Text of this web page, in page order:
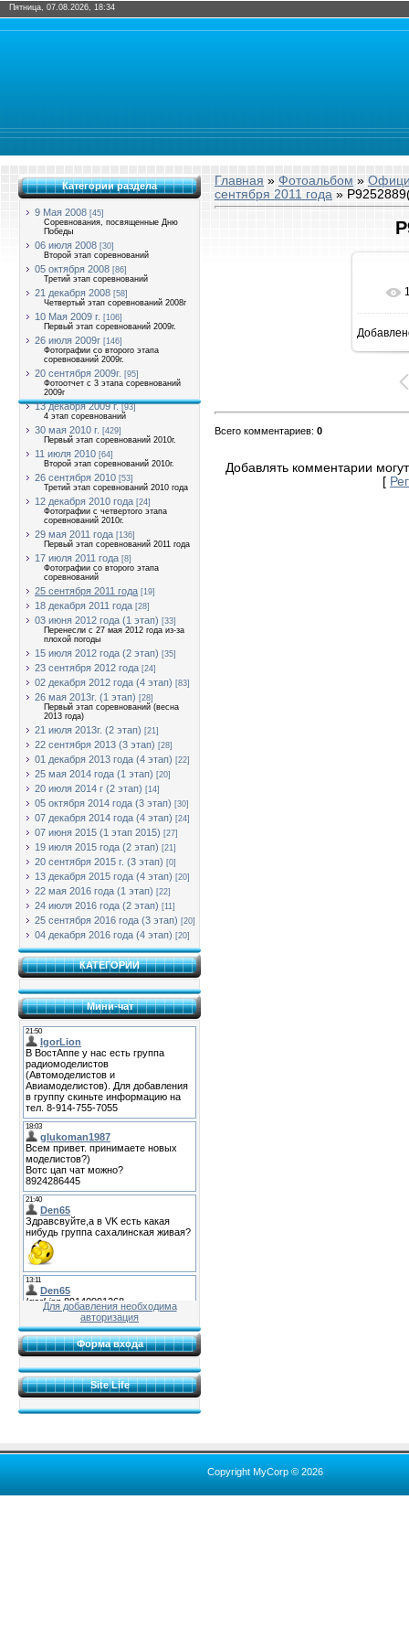
Пятница, 07.08.2026, 18:34
Категории раздела
9 Мая 2008 [45]
Соревнования, посвященные Дню
Победы
06 июля 2008 [30]
Второй этап соревнований
05 октября 2008 [86]
Третий этап соревнований
21 декабря 2008 [58]
Четвертый этап соревнований 2008г
10 Мая 2009 г. [106]
Первый этап соревнований 2009г.
26 июля 2009г [146]
Фотографии со второго этапа
соревнований 2009г.
20 сентября 2009г. [95]
Фотоотчет с 3 этапа соревнований
2009г
13 декабря 2009 г. [93]
4 этап соревнований
30 мая 2010 г. [429]
Первый этап соревнований 2010г.
11 июля 2010 [64]
Второй этап соревнований 2010г.
26 сентября 2010 [53]
Третий этап соревнований 2010 года
12 декабря 2010 года [24]
Фотографии с четвертого этапа
соревнований 2010г.
29 мая 2011 года [136]
Первый этап соревнований 2011 года
17 июля 2011 года [8]
Фотографии со второго этапа
соревнований
25 сентября 2011 года [19]
18 декабря 2011 года [28]
03 июня 2012 года (1 этап) [33]
Перенесли с 27 мая 2012 года из-за
плохой погоды
15 июля 2012 года (2 этап) [35]
23 сентября 2012 года [24]
02 декабря 2012 года (4 этап) [83]
26 мая 2013г. (1 этап) [28]
Первый этап соревнований (весна
2013 года)
21 июля 2013г. (2 этап) [21]
22 сентября 2013 (3 этап) [28]
01 декабря 2013 года (4 этап) [22]
25 мая 2014 года (1 этап) [20]
20 июля 2014 г (2 этап) [14]
05 октября 2014 года (3 этап) [30]
07 декабря 2014 года (4 этап) [24]
07 июня 2015 (1 этап 2015) [27]
19 июля 2015 года (2 этап) [21]
20 сентября 2015 г. (3 этап) [0]
13 декабря 2015 года (4 этап) [20]
22 мая 2016 года (1 этап) [22]
24 июля 2016 года (2 этап) [11]
25 сентября 2016 года (3 этап) [20]
04 декабря 2016 года (4 этап) [20]
КАТЕГОРИИ
Мини-чат
Для добавления необходима
авторизация
Форма входа
Site Life
Главная » Фотоальбом »
сентября 2011 года »
Всего комментариев: 0
Добавлять комментарии
[
Copyright MyCorp © 2026